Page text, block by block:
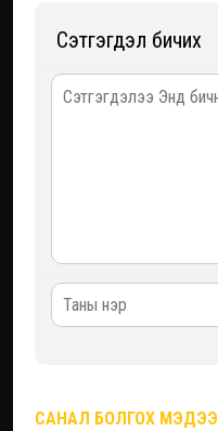
Сэтгэгдэл бичих
САНАЛ БОЛГОХ МЭДЭЭ